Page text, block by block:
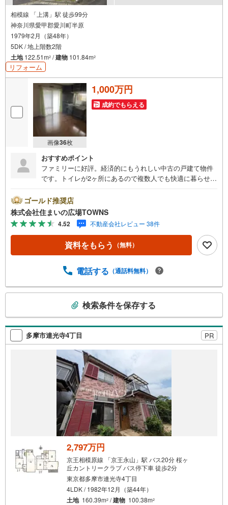
相模線 「上溝」駅 徒歩99分
神奈川県愛甲郡愛川町半原
1979年2月（築48年）
5DK / 地上階数2階
土地122.51m2 /建物 101.84m2
リフォーム
画像36枚
1,000万円
成約でもらえる
おすすめポイント
ファミリーに好評。経済的にもうれしい中古の戸建て物件
です。トイレが2ヶ所にあるので複数人でも快適に暮らせま
押ししたい全居室フローリングです。建物面積101.84平米
の物件はいかがですか。素敵な5DKのファミリー向けの物
件です。交通量が少ないので、夜にしっかりと眠ることが
できます。【年中無休/9:00～21:00】人気物件は特にお問
い合わせが集中するため、お早めにお電話下さい。「室
内・現地を見学する」ボタンよりご予約頂くとご見学がス
宅ローンのご相談○ライフプランのシミュレーション■住ま
なってお客様に合った物件をご紹介させて頂きます！ /他社
様掲載物件も併せてご紹介可能ですのでお気軽にお問い合
わせ下さい♪駐車場もございますので、お車でのお越しも
大歓迎です！
ゴールド推奨店
株式会社住まいの広場TOWNS
4.52 不動産会社レビュー 38件
資料をもらう （無料）
電話する （通話料無料）
検
索
条
検索条件を保存する
多摩市連光寺4丁目 PR
2,797万円
京王相模原線 「京王永山」駅 バス20分 桜ヶ
丘カントリークラブ バス停下車 徒歩2分
東京都多摩市連光寺4丁目
4LDK / 1982年12月（築44年）
土地 160.39m2 /建物 100.38m2